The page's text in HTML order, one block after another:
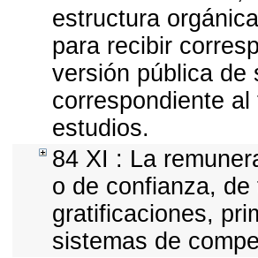
estructura
para recibir
versión pública de
correspondiente
estudios.
84 XI : La
o de confianza,
gratificaciones,
sistemas de